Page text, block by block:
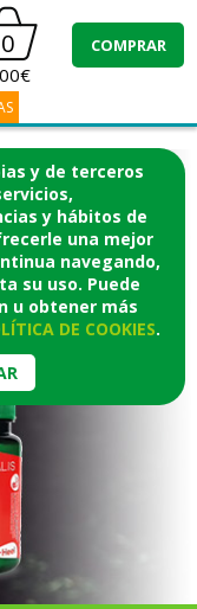
y de terceros
y hábitos de
una mejor
navegando,
su uso. Puede
u obtener más
DE COOKIES.
0 COMPRAR